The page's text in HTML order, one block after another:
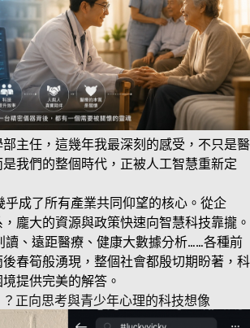
主任，這幾年我最深刻的感受，不只是醫
我們的整個時代，正被人工智慧重新定
乎成了所有產業共同仰望的核心。從企
龐大的資源與政策快速向智慧科技靠攏。
讀、遠距醫療、健康大數據分析……各種前
春筍般湧現，整個社會都殷切期盼著，科
提供完美的解答。
正向思考與青少年心理的科技想像